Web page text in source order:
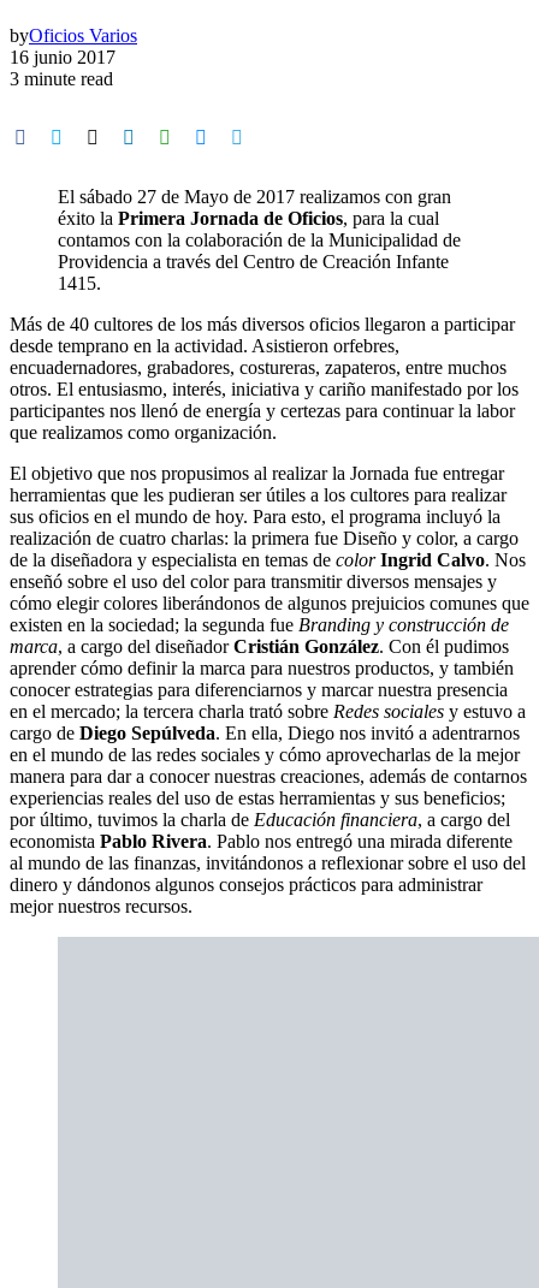
byOficios Varios
16 junio 2017
3 minute read
El sábado 27 de Mayo de 2017 realizamos con gran
éxito la Primera Jornada de Oficios, para la cual
contamos con la colaboración de la Municipalidad de
Providencia a través del Centro de Creación Infante
1415.
Más de 40 cultores de los más diversos oficios llegaron a participar
desde temprano en la actividad. Asistieron orfebres,
encuadernadores, grabadores, costureras, zapateros, entre muchos
otros. El entusiasmo, interés, iniciativa y cariño manifestado por los
participantes nos llenó de energía y certezas para continuar la labor
que realizamos como organización.
El objetivo que nos propusimos al realizar la Jornada fue entregar
herramientas que les pudieran ser útiles a los cultores para realizar
sus oficios en el mundo de hoy. Para esto, el programa incluyó la
realización de cuatro charlas: la primera fue Diseño y color, a cargo
de la diseñadora y especialista en temas de color Ingrid Calvo. Nos
enseñó sobre el uso del color para transmitir diversos mensajes y
cómo elegir colores liberándonos de algunos prejuicios comunes que
existen en la sociedad; la segunda fue Branding y construcción de
marca, a cargo del diseñadorCristián González. Con él pudimos
aprender cómo definir la marca para nuestros productos, y también
conocer estrategias para diferenciarnos y marcar nuestra presencia
en el mercado; la tercera charla trató sobre Redes sociales y estuvo a
cargo de Diego Sepúlveda. En ella, Diego nos invitó a adentrarnos
en el mundo de las redes sociales y cómo aprovecharlas de la mejor
manera para dar a conocer nuestras creaciones, además de contarnos
experiencias reales del uso de estas herramientas y sus beneficios;
por último, tuvimos la charla de Educación financiera, a cargo del
economista Pablo Rivera. Pablo nos entregó una mirada diferente
al mundo de las finanzas, invitándonos a reflexionar sobre el uso del
dinero y dándonos algunos consejos prácticos para administrar
mejor nuestros recursos.